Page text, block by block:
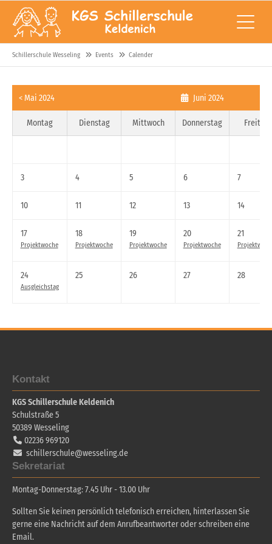
Schillerschule Wesseling Events Calender
< Mai 2024 Juni 2024
Montag Dienstag Mittwoch Donnerstag Freitag
3 4 5 6 7
10 11 12 13 14
17
Projektwoche
18
Projektwoche
19
Projektwoche
20
Projektwoche
21
24
Ausgleichstag
25 26 27 28
Kontakt
KGS Schillerschule Keldenich
Schulstraße 5
50389 Wesseling
02236 969120
schillerschule@wesseling.de
Sekretariat
Montag-Donnerstag: 7.45 Uhr - 13.00 Uhr
Sollten Sie keinen persönlich telefonisch erreichen, hinterlassen Sie
gerne eine Nachricht auf dem Anrufbeantworter oder schreiben eine
Email.